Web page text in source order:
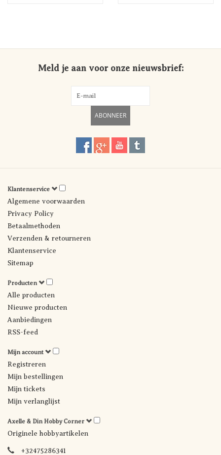
Meld je aan voor onze nieuwsbrief:
ABONNEER
Klantenservice
Algemene voorwaarden
Privacy Policy
Betaalmethoden
Verzenden & retourneren
Klantenservice
Sitemap
Producten
Alle producten
Nieuwe producten
Aanbiedingen
RSS-feed
Mijn account
Registreren
Mijn bestellingen
Mijn tickets
Mijn verlanglijst
Axelle & Din Hobby Corner
Originele hobbyartikelen
+32475286341